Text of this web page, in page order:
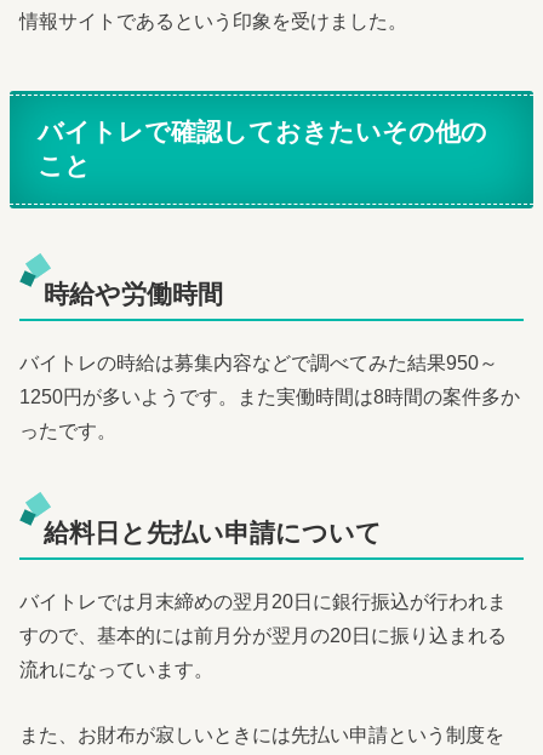
情報サイトであるという印象を受けました。
バイトレで確認しておきたいその他の
こと
時給や労働時間
バイトレの時給は募集内容などで調べてみた結果950～
1250円が多いようです。また実働時間は8時間の案件多か
ったです。
給料日と先払い申請について
バイトレでは月末締めの翌月20日に銀行振込が行われま
すので、基本的には前月分が翌月の20日に振り込まれる
流れになっています。
また、お財布が寂しいときには先払い申請という制度を